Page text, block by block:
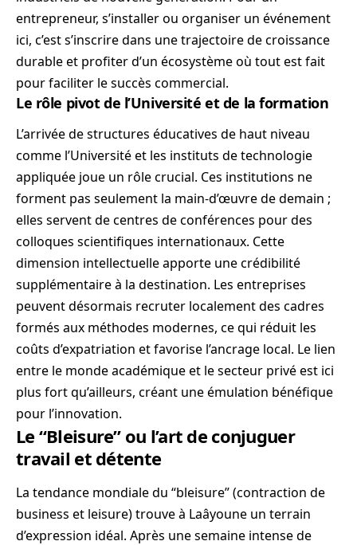
entrepreneur, s’installer ou organiser un événement
ici, c’est s’inscrire dans une trajectoire de croissance
durable et profiter d’un écosystème où tout est fait
pour faciliter le succès commercial.
Le rôle pivot de l’Université et de la formation
L’arrivée de structures éducatives de haut niveau
comme l’Université et les instituts de technologie
appliquée joue un rôle crucial. Ces institutions ne
forment pas seulement la main-d’œuvre de demain ;
elles servent de centres de conférences pour des
colloques scientifiques internationaux. Cette
dimension intellectuelle apporte une crédibilité
supplémentaire à la destination. Les entreprises
peuvent désormais recruter localement des cadres
formés aux méthodes modernes, ce qui réduit les
coûts d’expatriation et favorise l’ancrage local. Le lien
entre le monde académique et le secteur privé est ici
plus fort qu’ailleurs, créant une émulation bénéfique
pour l’innovation.
Le “Bleisure” ou l’art de conjuguer
travail et détente
La tendance mondiale du “bleisure” (contraction de
business et leisure) trouve à Laâyoune un terrain
d’expression idéal. Après une semaine intense de